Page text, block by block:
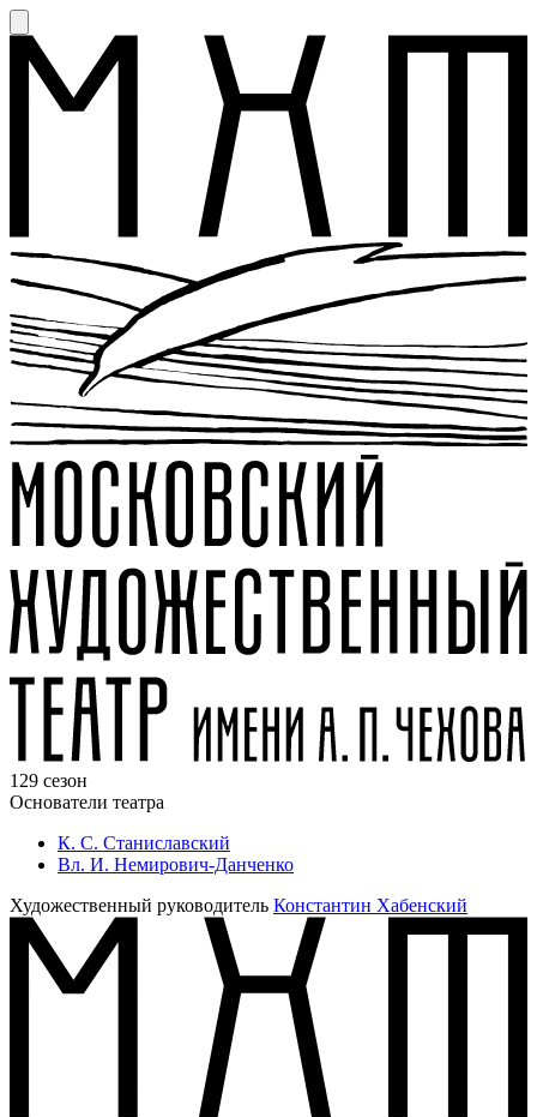
129 сезон
Основатели театра
К. С. Станиславский
Вл. И. Немирович-Данченко
Художественный руководитель Константин Хабенский